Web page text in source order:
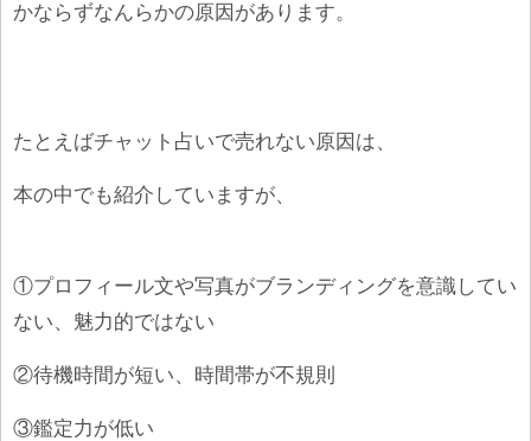
かならずなんらかの原因があります。
たとえばチャット占いで売れない原因は、
本の中でも紹介していますが、
①プロフィール文や写真がブランディングを意識してい
ない、魅力的ではない
②待機時間が短い、時間帯が不規則
③鑑定力が低い